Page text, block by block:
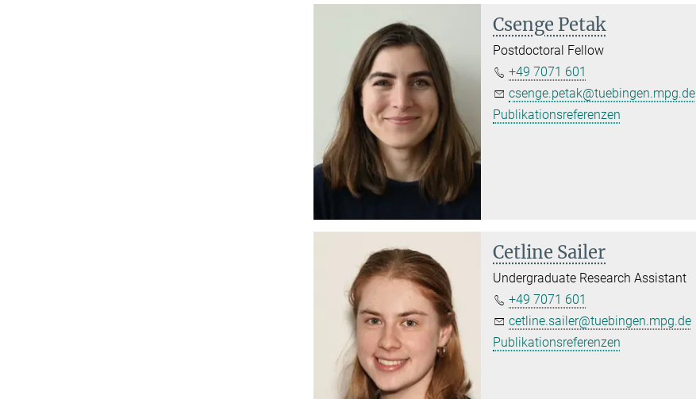
Csenge Petak
Postdoctoral Fellow
+49 7071 601
csenge.petak@tuebingen.mpg.de
Publikationsreferenzen
Cetline Sailer
Undergraduate Research Assistant
+49 7071 601
cetline.sailer@tuebingen.mpg.de
Publikationsreferenzen